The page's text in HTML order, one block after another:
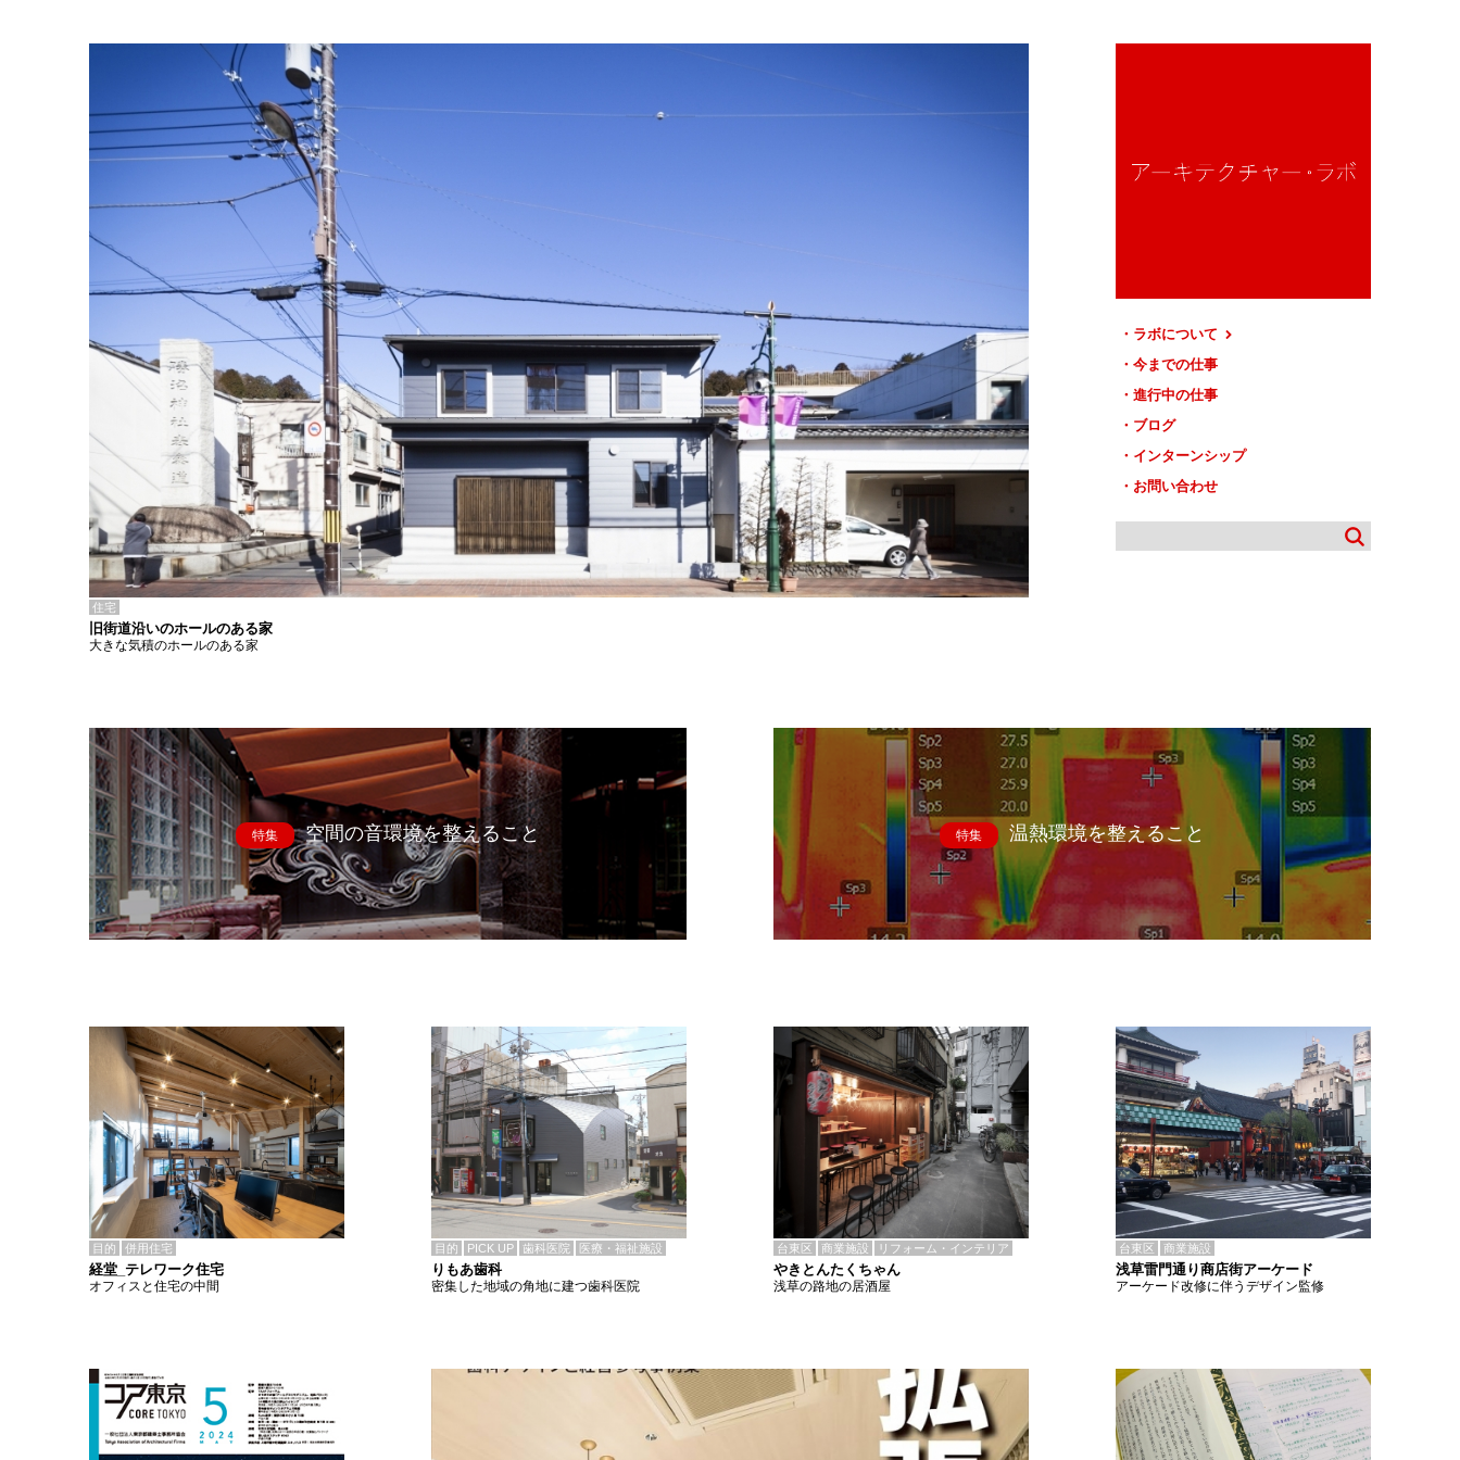
ラボについて
今までの仕事
進行中の仕事
ブログ
インターンシップ
お問い合わせ
住宅
旧街道沿いのホールのある家
大きな気積のホールのある家
特集 空間の音環境を整えること 特集 温熱環境を整えること
目的 併用住宅
経堂_テレワーク住宅
オフィスと住宅の中間
目的 PICK UP 歯科医院 医療・福祉施設
りもあ歯科
密集した地域の角地に建つ歯科医院
台東区 商業施設 リフォーム・インテリア
やきとんたくちゃん
浅草の路地の居酒屋
台東区 商業施設
浅草雷門通り商店街アーケード
アーケード改修に伴うデザイン監修